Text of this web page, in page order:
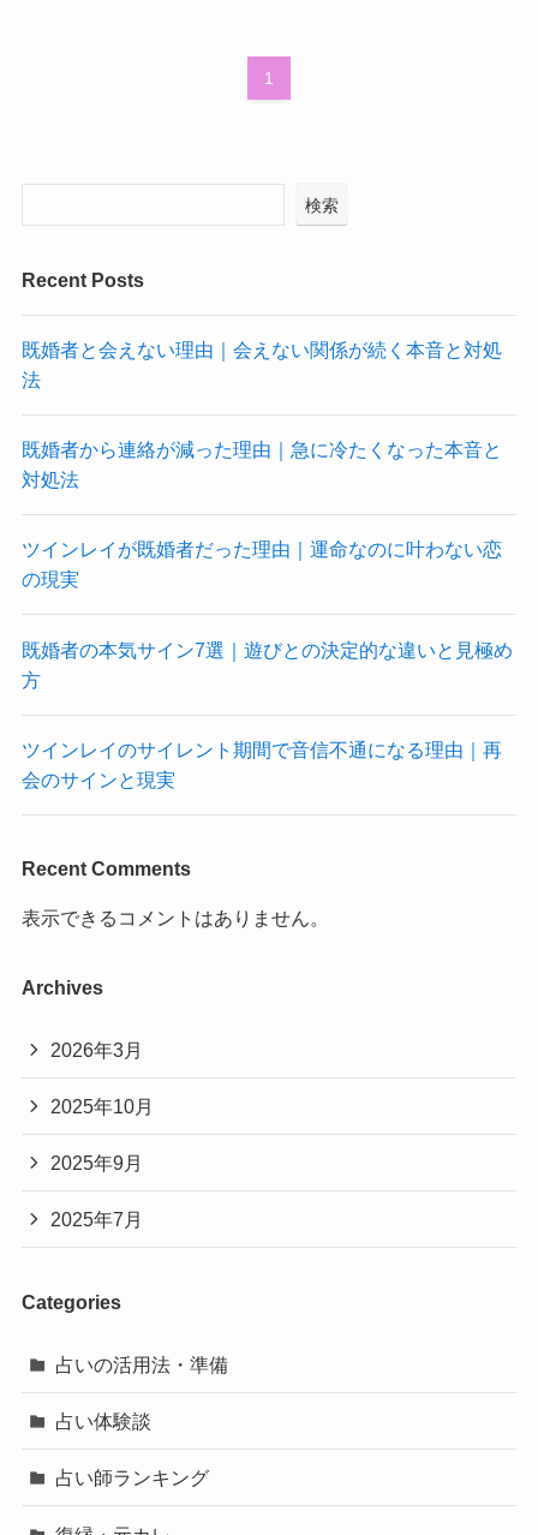
1
検索
Recent Posts
既婚者と会えない理由｜会えない関係が続く本音と対処
法
既婚者から連絡が減った理由｜急に冷たくなった本音と
対処法
ツインレイが既婚者だった理由｜運命なのに叶わない恋
の現実
既婚者の本気サイン7選｜遊びとの決定的な違いと見極め
方
ツインレイのサイレント期間で音信不通になる理由｜再
会のサインと現実
Recent Comments
表示できるコメントはありません。
Archives
2026年3月
2025年10月
2025年9月
2025年7月
Categories
占いの活用法・準備
占い体験談
占い師ランキング